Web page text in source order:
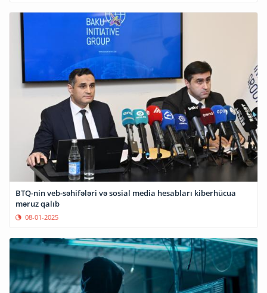
BTQ-nin veb-səhifələri və sosial media hesabları kiberhücua
məruz qalıb
08-01-2025